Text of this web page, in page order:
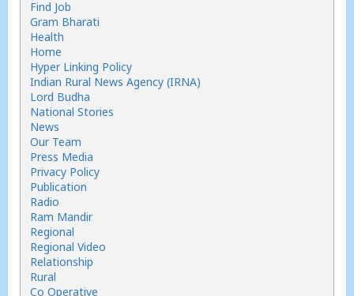
Find Job
Gram Bharati
Health
Home
Hyper Linking Policy
Indian Rural News Agency (IRNA)
Lord Budha
National Stories
News
Our Team
Press Media
Privacy Policy
Publication
Radio
Ram Mandir
Regional
Regional Video
Relationship
Rural
Co Operative